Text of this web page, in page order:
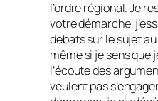
l’ordre régional. Je
votre démarche,
débats sur le sujet
même si je sens que
l’écoute des
veulent pas